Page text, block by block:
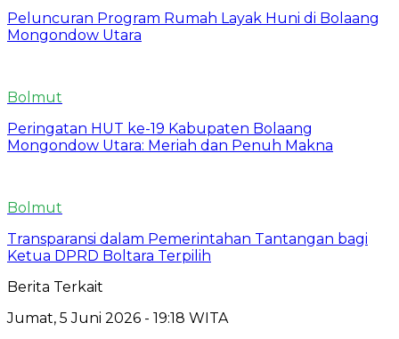
Peluncuran Program Rumah Layak Huni di Bolaang
Mongondow Utara
Bolmut
Peringatan HUT ke-19 Kabupaten Bolaang
Mongondow Utara: Meriah dan Penuh Makna
Bolmut
Transparansi dalam Pemerintahan Tantangan bagi
Ketua DPRD Boltara Terpilih
Berita Terkait
Jumat, 5 Juni 2026 - 19:18 WITA